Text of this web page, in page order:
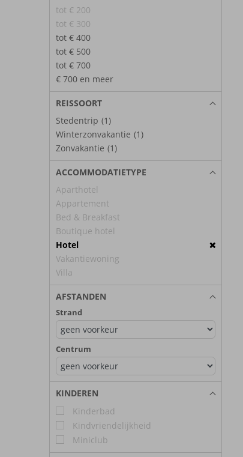
tot € 200
tot € 300
tot € 400
tot € 500
tot € 700
€ 700 en meer
REISSOORT
Stedentrip (1)
Winterzonvakantie (1)
Zonvakantie (1)
ACCOMMODATIETYPE
Aparthotel
Appartement
Bed & Breakfast
Boutique hotel
Hotel
Vakantiewoning
Villa
AFSTANDEN
Strand
Centrum
KINDEREN
Kinderbad
Kindvriendelijkheid
Miniclub